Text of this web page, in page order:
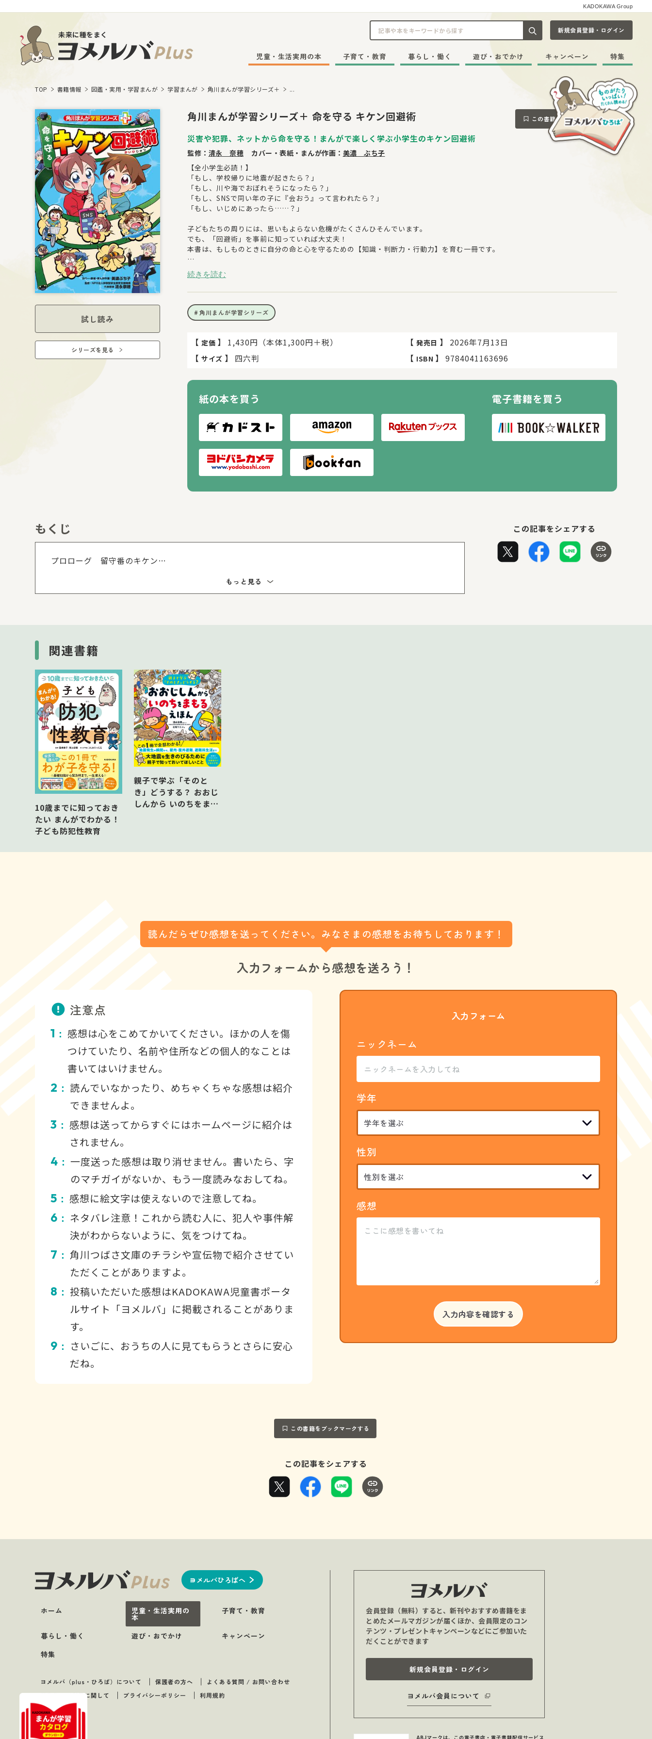
KADOKAWA Group
未来に種をまく 記事や本をキーワードから探す
新規会員登録・ログイン
児童・生活実用の本 子育て・教育 暮らし・働く 遊び・おでかけ キャンペーン 特集
TOP 書籍情報 図鑑・実用・学習まんが 学習まんが 角川まんが学習シリーズ＋ ...
試し読み
シリーズを見る
角川まんが学習シリーズ＋ 命を守る キケン回避術 この書籍をブックマークする
災害や犯罪、ネットから命を守る！まんがで楽しく学ぶ小学生のキケン回避術
監修： 清永 奈穂 カバー・表紙・まんが作画： 美濃 ぶち子
【全小学生必読！】
「もし、学校帰りに地震が起きたら？」
「もし、川や海でおぼれそうになったら？」
「もし、SNSで同い年の子に『会おう』って言われたら？」
「もし、いじめにあったら……？」
子どもたちの周りには、思いもよらない危機がたくさんひそんでいます。
でも、「回避術」を事前に知っていれば大丈夫！
本書は、もしものときに自分の命と心を守るための【知識・判断力・行動力】を育む一冊です。
【ストーリーと一緒に楽しく学べる！】
はじめてのお留守番をすることになった小学生のフウマとカエデ。見守りを任された忍者風のハヤテが、さまざまなピンチに直面す
る２人に「回避術」を伝授していきます。
つきます。
１）15のテーマを網羅！ショートまんがでスラスラ読める
人間関係の悩みやデリケートな問題についても、子どもに分かりやすい言葉でていねいに描いています。
３）今の時代に必須の最新リテラシーも収録
「フェイクニュース」や「ルッキズム」など、現代社会を生きる子どもたちがぜひ知っておくべき最新の情報も分かりやすく解説し
ています。
続きを読む
角川まんが学習シリーズ
【 定価 】 1,430円（本体1,300円＋税） 【 発売日 】
2026年7月13日
【 サイズ 】 四六判 【 ISBN 】 9784041163696
紙の本を買う 電子書籍を買う
もくじ
プロローグ 留守番のキケン
コラム コレ、やっちゃダメ図鑑１・ココに連絡
第６話 雷・集中豪雨のキケン
第７話 地震のキケン
第８話 台風・大雨のキケン
第９話 火事のキケン
コラム 防災用品・ココに連絡
【第３章 犯罪のキケン回避術】
第１０話 いじめのキケン
第１１話 不審者のキケン
第１２話 性犯罪のキケン
コラム コレ、やっちゃダメ図鑑２・ココに連絡
【第４章 インターネットのキケン回避術】
第１３話 インターネットのキケン
第１４話 フェイクニュースのキケン
もくじを
もっと見る
この記事をシェアする
関連書籍
10歳までに知っておき
たい まんがでわかる！
子ども防犯性教育
親子で学ぶ「そのと
き」どうする？ おおじ
しんから いのちをまも
読んだらぜひ感想を送ってください。みなさまの感想をお待ちしております！
入力フォームから感想を送ろう！
注意点
1 ： 感想は心をこめてかいてください。ほかの人を傷
つけていたり、名前や住所などの個人的なことは
書いてはいけません。
2 ： 読んでいなかったり、めちゃくちゃな感想は紹介
できませんよ。
3 ： 感想は送ってからすぐにはホームページに紹介は
されません。
4 ： 一度送った感想は取り消せません。書いたら、字
のマチガイがないか、もう一度読みなおしてね。
5 ： 感想に絵文字は使えないので注意してね。
6 ： ネタバレ注意！これから読む人に、犯人や事件解
決がわからないように、気をつけてね。
7 ： 角川つばさ文庫のチラシや宣伝物で紹介させてい
ただくことがありますよ。
8 ： 投稿いただいた感想はKADOKAWA児童書ポータ
ルサイト「ヨメルバ」に掲載されることがありま
す。
9 ：
さいごに、おうちの人に見てもらうとさらに安心
だね。
入力フォーム
ニックネーム
学年
性別
感想
この書籍をブックマークする
この記事をシェアする
ヨメルバひろばへ
ホーム 児童・生活実用の
本
子育て・教育
暮らし・働く 遊び・おでかけ
キャンペーン
特集
ヨメルバ（plus・ひろば）について 保護者の方へ
よくある質問 / お問い合わせ
著作物のご利用に関して
プライバシーポリシー 利用規約
会員登録（無料）すると、新刊やおすすめ書籍をま
とめたメールマガジンが届くほか、会員限定のコン
テンツ・プレゼントキャンペーンなどにご参加いた
だくことができます
新規会員登録・ログイン
ヨメルバ会員について
ABJマークは、この電子書店・電子書籍配信サービス